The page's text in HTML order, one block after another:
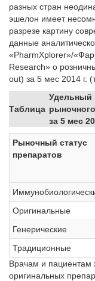
разных стран
эшелон имеет
разрезе картину
данные
«PharmXplorer»/
Research» о
out) за 5 мес 2014 г.
Таблица
Удельный
за 5 мес
Рыночный статус
препаратов
Оригинальные
Генерические
Традиционные
Врачам и пациентам
оригинальных